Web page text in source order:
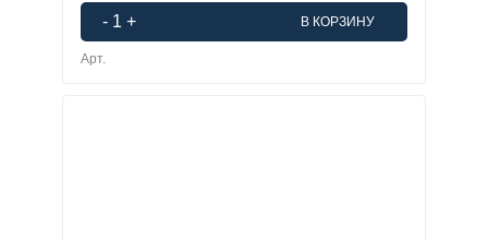
- 1 + В КОРЗИНУ
Арт.